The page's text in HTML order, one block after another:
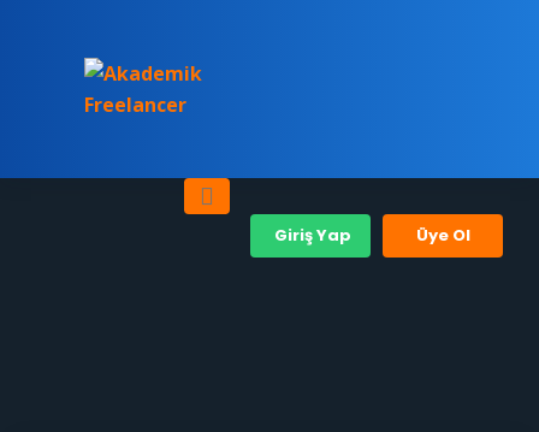
Giriş Yap Üye Ol